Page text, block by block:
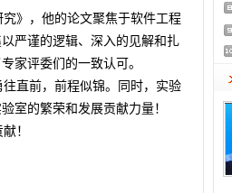
》，他的论文聚焦于软件工程
严谨的逻辑、深入的见解和扎
家评委们的一致认可。
直前，前程似锦。同时，实验
室的繁荣和发展贡献力量！
！